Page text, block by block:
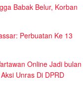
Babak Belur, Korban
Perbuatan Ke 13
Online Jadi bulan
Unras Di DPRD